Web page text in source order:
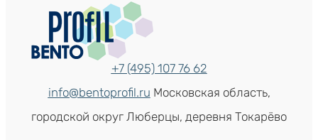
+7 (495) 107 76 62
info@bentoprofil.ru Московская область,
городской округ Люберцы, деревня Токарёво